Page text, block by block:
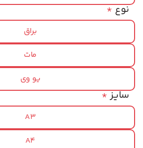
*نوع
براق
مات
یو وی
*سایز
A3
A4